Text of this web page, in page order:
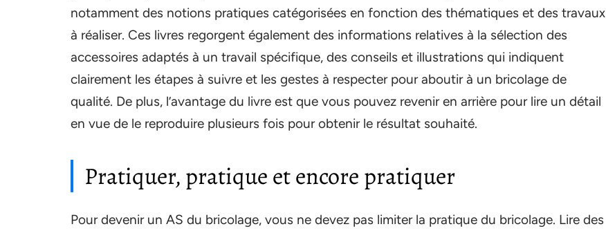
notamment des notions pratiques catégorisées en fonction des thématiques et des travaux
à réaliser. Ces livres regorgent également des informations relatives à la sélection des
accessoires adaptés à un travail spécifique, des conseils et illustrations qui indiquent
clairement les étapes à suivre et les gestes à respecter pour aboutir à un bricolage de
qualité. De plus, l’avantage du livre est que vous pouvez revenir en arrière pour lire un détail
en vue de le reproduire plusieurs fois pour obtenir le résultat souhaité.
Pratiquer, pratique et encore pratiquer
Pour devenir un AS du bricolage, vous ne devez pas limiter la pratique du bricolage. Lire des